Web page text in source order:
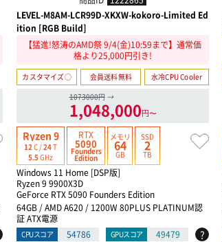
LEVEL-M8AM-LCR99D-XKXW-kokoro-Limited Ed
ition [RGB Build]
【猛進!怒涛のAMD祭 9/4(金)10:59まで】通常価
格より25,000円引き!
カスタマイズ○ 会員送料無料
水冷CPU Cooler
1073000円 →
1,048,000円〜
Ryzen 9
12C /24T
5.5GHz
RTX
5090
Founders
Edition
メモリ
64
GB
SSD
2
TB
Windows 11 Home [DSP版]
Ryzen 9 9900X3D
GeForce RTX 5090 Founders Edition
64GB / AMD A620 / 1200W 80PLUS PLATINUM認
証 ATX電源
CPUスコア 54786 GPUスコア 49479 ?